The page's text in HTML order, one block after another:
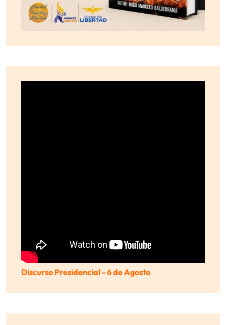
Discurso Presidencial - 6 de Agosto